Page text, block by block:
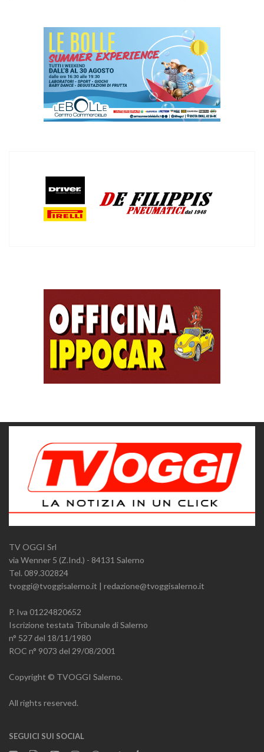
TV OGGI Srl
via Wenner 5 (Z.Ind.) - 84131 Salerno
Tel. 089.302824
tvoggi@tvoggisalerno.it | redazione@tvoggisalerno.it
P. Iva 01224820652
Iscrizione testata Tribunale di Salerno
n° 527 del 18/11/1980
ROC n° 9073 del 29/08/2001
Copyright © TVOGGI Salerno.
All rights reserved.
SEGUICI SUI SOCIAL